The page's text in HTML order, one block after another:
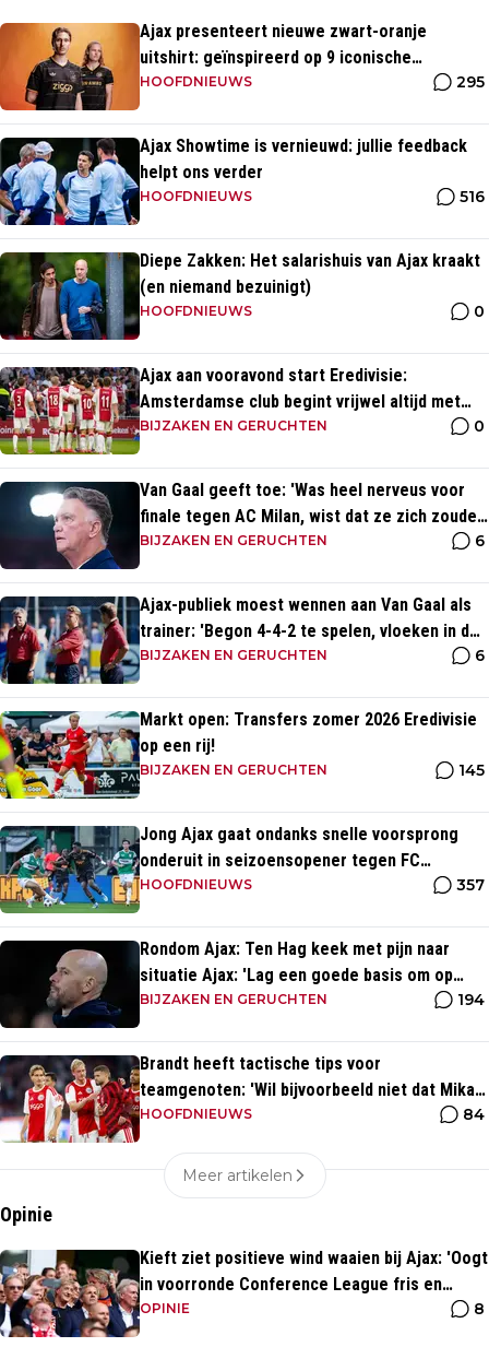
Ajax presenteert nieuwe zwart-oranje
uitshirt: geïnspireerd op 9 iconische
momenten uit clubhistorie
HOOFDNIEUWS 295
Ajax Showtime is vernieuwd: jullie feedback
helpt ons verder
HOOFDNIEUWS 516
Diepe Zakken: Het salarishuis van Ajax kraakt
(en niemand bezuinigt)
HOOFDNIEUWS 0
Ajax aan vooravond start Eredivisie:
Amsterdamse club begint vrijwel altijd met
zege
BIJZAKEN EN GERUCHTEN 0
Van Gaal geeft toe: 'Was heel nerveus voor
finale tegen AC Milan, wist dat ze zich zouden
aanpassen'
BIJZAKEN EN GERUCHTEN 6
Ajax-publiek moest wennen aan Van Gaal als
trainer: 'Begon 4-4-2 te spelen, vloeken in de
kerk'
BIJZAKEN EN GERUCHTEN 6
Markt open: Transfers zomer 2026 Eredivisie
op een rij!
BIJZAKEN EN GERUCHTEN 145
Jong Ajax gaat ondanks snelle voorsprong
onderuit in seizoensopener tegen FC
Dordrecht
HOOFDNIEUWS 357
Rondom Ajax: Ten Hag keek met pijn naar
situatie Ajax: 'Lag een goede basis om op
voort te borduren'
BIJZAKEN EN GERUCHTEN 194
Brandt heeft tactische tips voor
teamgenoten: 'Wil bijvoorbeeld niet dat Mika
te veel naar binnen komt'
HOOFDNIEUWS 84
Meer artikelen
Opinie
Kieft ziet positieve wind waaien bij Ajax: 'Oogt
in voorronde Conference League fris en
energiek'
OPINIE 8